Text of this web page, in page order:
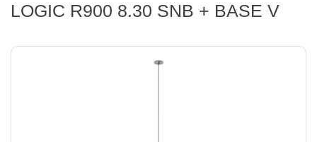
LOGIC R900 8.30 SNB + BASE V